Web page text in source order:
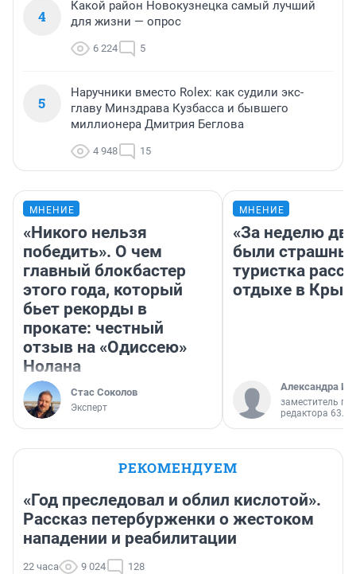
4
Какой район Новокузнецка самый лучший
для жизни — опрос
6 224 5
5
Наручники вместо Rolex: как судили экс-
главу Минздрава Кузбасса и бывшего
миллионера Дмитрия Беглова
4 948 15
МНЕНИЕ
«Никого нельзя
победить». О чем
главный блокбастер
этого года, который
бьет рекорды в
прокате: честный
отзыв на «Одиссею»
Нолана
Стас Соколов
Эксперт
МНЕНИЕ
«За неделю
были
туристка
отдыхе в
Александра
заместитель
редактора 63.RU
РЕКОМЕНДУЕМ
«Год преследовал и облил кислотой».
Рассказ петербурженки о жестоком
нападении и реабилитации
22 часа 9 024 128